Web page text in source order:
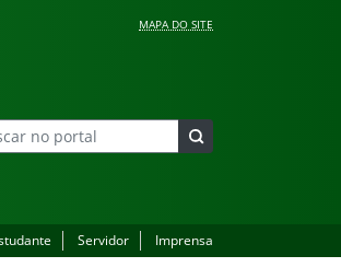
MAPA DO SITE
Servidor Imprensa